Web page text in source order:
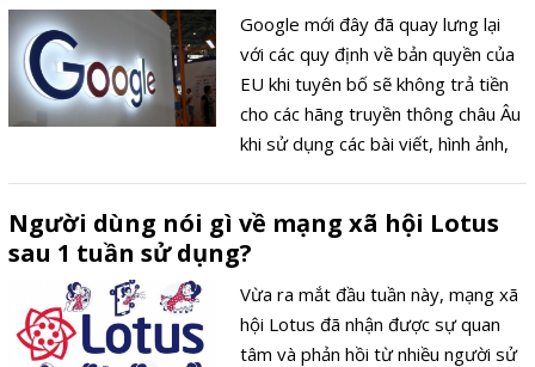
Google mới đây đã quay lưng lại
với các quy định về bản quyền của
EU khi tuyên bố sẽ không trả tiền
cho các hãng truyền thông châu Âu
khi sử dụng các bài viết, hình ảnh,
Người dùng nói gì về mạng xã hội Lotus
sau 1 tuần sử dụng?
Vừa ra mắt đầu tuần này, mạng xã
hội Lotus đã nhận được sự quan
tâm và phản hồi từ nhiều người sử